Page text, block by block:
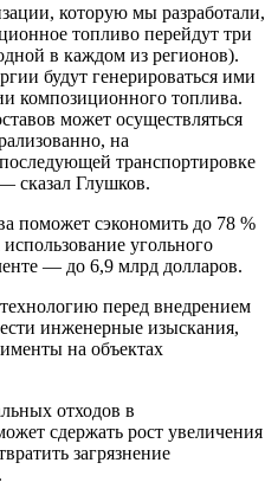
которую мы разработали,
топливо перейдут три
в каждом из регионов).
будут генерироваться ими
композиционного топлива.
может осуществляться
на
транспортировке
сказал Глушков.
поможет сэкономить до 78 %
использование угольного
— до 6,9 млрд долларов.
перед внедрением
инженерные изыскания,
на объектах
отходов в
сдержать рост увеличения
загрязнение